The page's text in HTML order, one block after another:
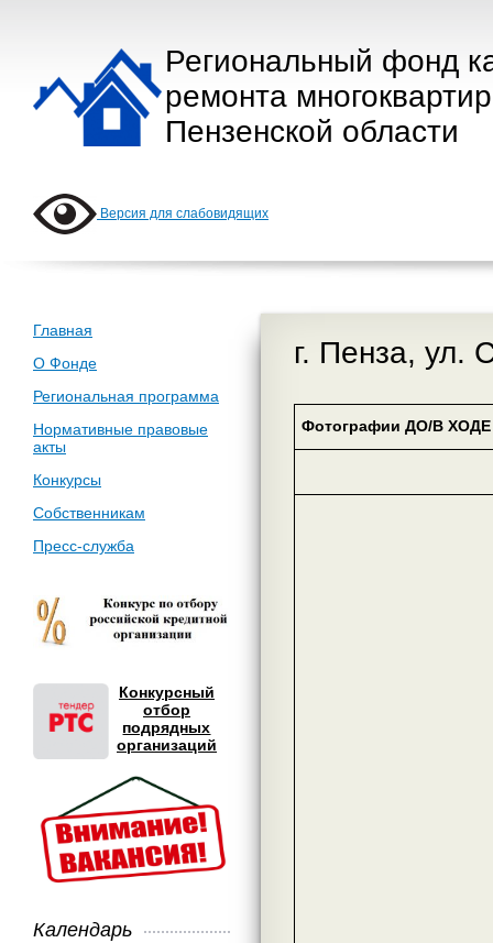
Региональный фонд
ремонта
Пензенской области
Версия для слабовидящих
Главная
О Фонде
Региональная программа
Нормативные правовые
акты
Конкурсы
Собственникам
Пресс-служба
Конкурсный
отбор
подрядных
организаций
Календарь
г. Пенза, ул.
Фотографии ДО/В ХОДЕ